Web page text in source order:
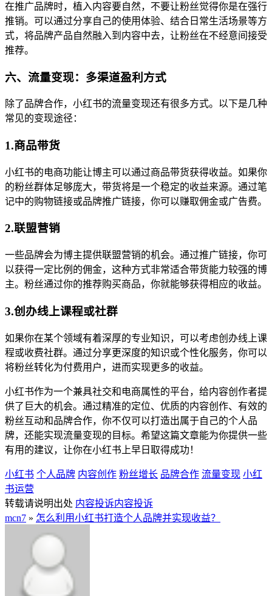
在推广品牌时，植入内容要自然，不要让粉丝觉得你是在强行
推销。可以通过分享自己的使用体验、结合日常生活场景等方
式，将品牌产品自然融入到内容中去，让粉丝在不经意间接受
推荐。
六、流量变现：多渠道盈利方式
除了品牌合作，小红书的流量变现还有很多方式。以下是几种
常见的变现途径：
1.商品带货
小红书的电商功能让博主可以通过商品带货获得收益。如果你
的粉丝群体足够庞大，带货将是一个稳定的收益来源。通过笔
记中的购物链接或品牌推广链接，你可以赚取佣金或广告费。
2.联盟营销
一些品牌会为博主提供联盟营销的机会。通过推广链接，你可
以获得一定比例的佣金，这种方式非常适合带货能力较强的博
主。粉丝通过你的推荐购买商品，你就能够获得相应的收益。
3.创办线上课程或社群
如果你在某个领域有着深厚的专业知识，可以考虑创办线上课
程或收费社群。通过分享更深度的知识或个性化服务，你可以
将粉丝转化为付费用户，进而实现更多的收益。
小红书作为一个兼具社交和电商属性的平台，给内容创作者提
供了巨大的机会。通过精准的定位、优质的内容创作、有效的
粉丝互动和品牌合作，你不仅可以打造出属于自己的个人品
牌，还能实现流量变现的目标。希望这篇文章能为你提供一些
有用的建议，让你在小红书上早日取得成功！
小红书 个人品牌 内容创作 粉丝增长 品牌合作 流量变现 小红
书运营
转载请说明出处 内容投诉内容投诉
mcn7 » 怎么利用小红书打造个人品牌并实现收益？